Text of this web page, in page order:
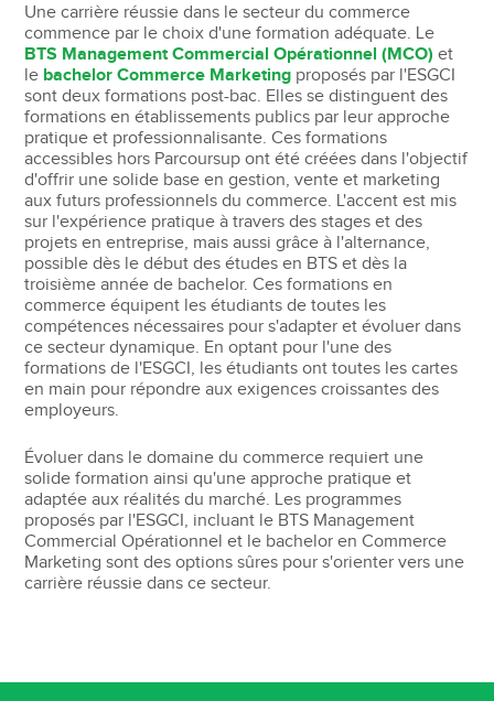
Une carrière réussie dans le secteur du commerce
commence par le choix d'une formation adéquate. Le
BTS Management Commercial Opérationnel (MCO) et
le bachelor Commerce Marketing proposés par l'ESGCI
sont deux formations post-bac. Elles se distinguent des
formations en établissements publics par leur approche
pratique et professionnalisante. Ces formations
accessibles hors Parcoursup ont été créées dans l'objectif
d'offrir une solide base en gestion, vente et marketing
aux futurs professionnels du commerce. L'accent est mis
sur l'expérience pratique à travers des stages et des
projets en entreprise, mais aussi grâce à l'alternance,
possible dès le début des études en BTS et dès la
troisième année de bachelor. Ces formations en
commerce équipent les étudiants de toutes les
compétences nécessaires pour s'adapter et évoluer dans
ce secteur dynamique. En optant pour l'une des
formations de l'ESGCI, les étudiants ont toutes les cartes
en main pour répondre aux exigences croissantes des
employeurs.
Évoluer dans le domaine du commerce requiert une
solide formation ainsi qu'une approche pratique et
adaptée aux réalités du marché. Les programmes
proposés par l'ESGCI, incluant le BTS Management
Commercial Opérationnel et le bachelor en Commerce
Marketing sont des options sûres pour s'orienter vers une
carrière réussie dans ce secteur.